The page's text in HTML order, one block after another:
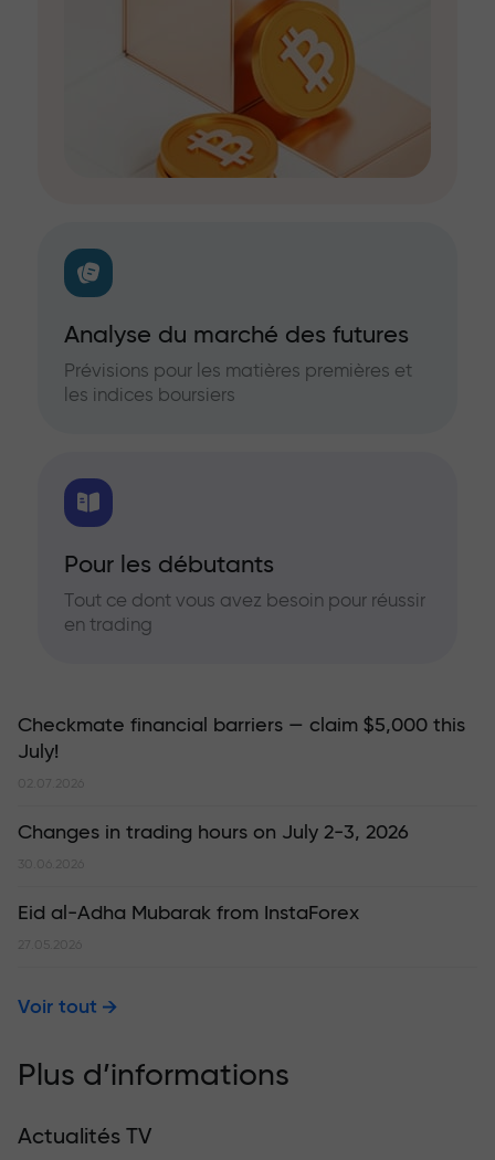
Analyse du marché des futures
Prévisions pour les matières premières et
les indices boursiers
Pour les débutants
Tout ce dont vous avez besoin pour réussir
en trading
Checkmate financial barriers — claim $5,000 this
July!
02.07.2026
Changes in trading hours on July 2-3, 2026
30.06.2026
Eid al-Adha Mubarak from InstaForex
27.05.2026
Voir tout
Plus d’informations
Actualités TV